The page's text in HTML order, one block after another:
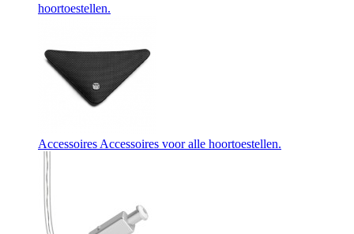
hoortoestellen.
Accessoires Accessoires voor alle hoortoestellen.